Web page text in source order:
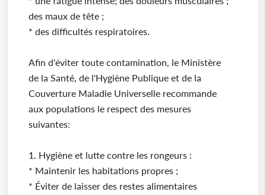
des maux de tête ;
* des difficultés respiratoires.
Afin d'éviter toute contamination, le Ministère
de la Santé, de l'Hygiène Publique et de la
Couverture Maladie Universelle recommande
aux populations le respect des mesures
suivantes:
1. Hygiène et lutte contre les rongeurs :
* Maintenir les habitations propres ;
* Éviter de laisser des restes alimentaires